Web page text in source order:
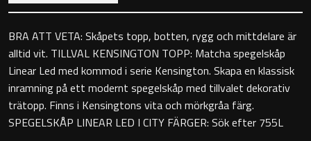
Toalettpappershållare
Krokar
Handduksringar
Handduksstänger
BRA ATT VETA: Skåpets topp, botten, rygg och mittdelare är
alltid vit. TILLVAL KENSINGTON TOPP: Matcha spegelskåp
Linear Led med kommod i serie Kensington. Skapa en klassisk
inramning på ett modernt spegelskåp med tillvalet dekorativ
trätopp. Finns i Kensingtons vita och mörkgråa färg.
SPEGELSKÅP LINEAR LED I CITY FÄRGER: Sök efter 755L